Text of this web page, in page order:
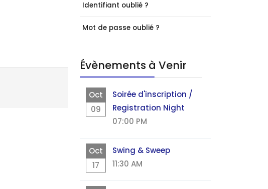
Identifiant oublié ?
Mot de passe oublié ?
Évènements à Venir
Oct
09
Soirée d'inscription /
Registration Night
07:00 PM
Oct
17
Swing & Sweep
11:30 AM